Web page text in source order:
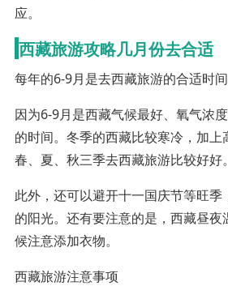
应。
西藏旅游攻略几月份去合适
每年的6-9月是去西藏旅游的合适时间
因为6-9月是西藏气候最好、氧气浓
的时间。冬季的西藏比较寒冷，加上
春、夏、秋三季去西藏旅游比较好好。
此外，还可以避开十一国庆节等旺季
的阳光。还有要注意的是，西藏昼
候注意添加衣物。
西藏旅游注意事项